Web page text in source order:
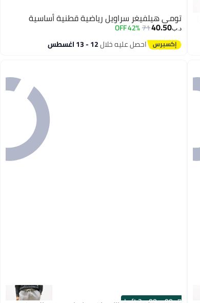
تومي هيلفيغر سراويل رياضية قطنية أساسية
د.ب‏40.50
71
42% OFF
احصل عليه خلال12 - 13 اغسطس